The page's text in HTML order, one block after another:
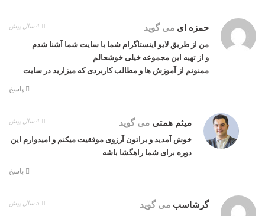
حمزه ای می گوید
من از طریق لایو اینستاگرام شما با سایت شما آشنا شدم
و از تهیه این مجموعه خیلی خوشحالم
ممنونم از آموزش ها و مطالب کاربردی که میزارید در سایت
پاسخ
میثم همتیمی گوید
خوش آمدید و براتون آرزوی موفقیت میکنم و امیدوارم این
دوره برای شما راهگشا باشه
پاسخ
گرشاسب می گوید